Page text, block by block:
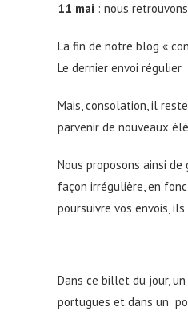
11 mai : nous
La fin de notre blog «
Le dernier envoi régulier
Mais, consolation, il
parvenir de nouveaux
Nous proposons ainsi
façon irrégulière, en
poursuivre vos envois,
Dans ce billet du jour,
portugues et dans un